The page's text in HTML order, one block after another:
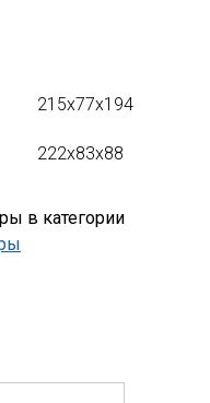
215х77x194
222х83x88
в категории